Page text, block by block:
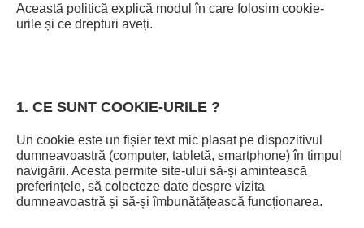
Această politică explică modul în care folosim cookie-
urile și ce drepturi aveți.
1. CE SUNT COOKIE-URILE ?
Un cookie este un fișier text mic plasat pe dispozitivul
dumneavoastră (computer, tabletă, smartphone) în timpul
navigării. Acesta permite site-ului să-și amintească
preferințele, să colecteze date despre vizita
dumneavoastră și să-și îmbunătățească funcționarea.